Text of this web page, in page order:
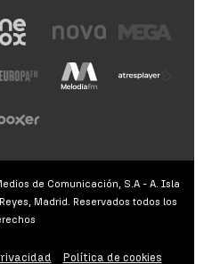
de Comunicación, S.A - A. Isla
Madrid. Reservados todos los
Política de cookies